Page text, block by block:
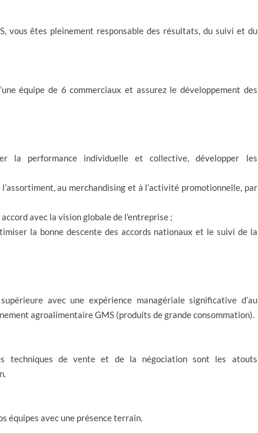
vous êtes pleinement responsable des résultats, du suivi et du
équipe de 6 commerciaux et assurez le développement des
la performance individuelle et collective, développer les
l’assortiment, au merchandising et à l’activité promotionnelle, par
accord avec la vision globale de l’entreprise ;
la bonne descente des accords nationaux et le suivi de la
avec une expérience managériale significative d’au
agroalimentaire GMS (produits de grande consommation).
techniques de vente et de la négociation sont les atouts
équipes avec une présence terrain.